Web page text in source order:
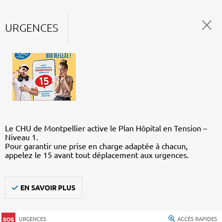
URGENCES
Le CHU de Montpellier active le Plan Hôpital en Tension –
Niveau 1.
Pour garantir une prise en charge adaptée à chacun,
appelez le 15 avant tout déplacement aux urgences.
EN SAVOIR PLUS
URGENCES ACCÈS RAPIDES